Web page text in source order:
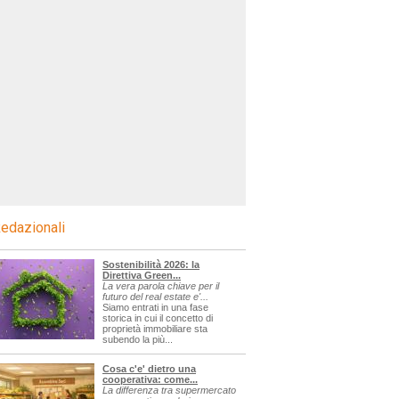
Sostenibilità 2026: la
Direttiva Green...
La vera parola chiave per il
futuro del real estate e'...
Siamo entrati in una fase
storica in cui il concetto di
proprietà immobiliare sta
subendo la più...
Cosa c'e' dietro una
cooperativa: come...
La differenza tra supermercato